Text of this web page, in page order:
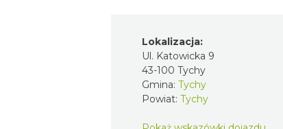
Lokalizacja:
Ul. Katowicka 9
43-100 Tychy
Gmina: Tychy
Powiat: Tychy